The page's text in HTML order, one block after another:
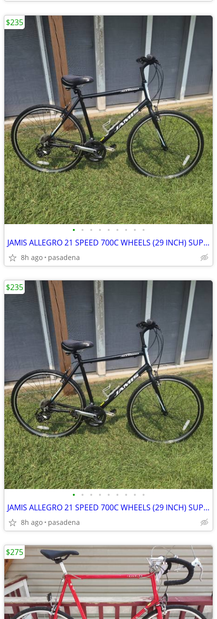
• • • • • • • • •
JAMIS ALLEGRO 21 SPEED 700C WHEELS (29 INCH) SUPER NICE
8h ago pasadena
$235
• • • • • • • • •
JAMIS ALLEGRO 21 SPEED 700C WHEELS (29 INCH) SUPER NICE
8h ago pasadena
$235
$275